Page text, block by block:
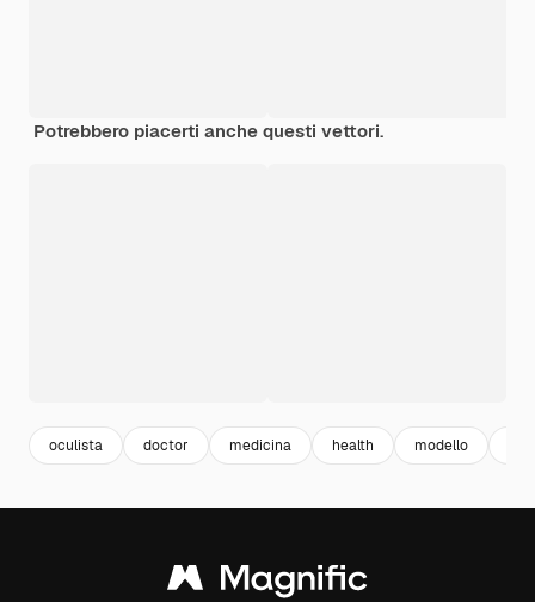
Potrebbero piacerti anche questi vettori.
oculista doctor medicina health modello